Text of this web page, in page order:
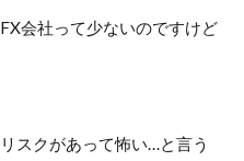
会社って少ないのですけど
スクがあって怖い…と言う